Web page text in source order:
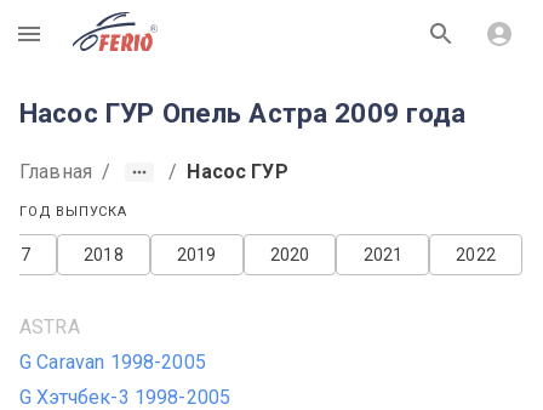
R
Насос ГУР Опель Астра 2009 года
Главная / / Насос ГУР
ГОД ВЫПУСКА
2022
2021
2020
2019
2018
ASTRA
G Caravan 1998-2005
G Хэтчбек-3 1998-2005